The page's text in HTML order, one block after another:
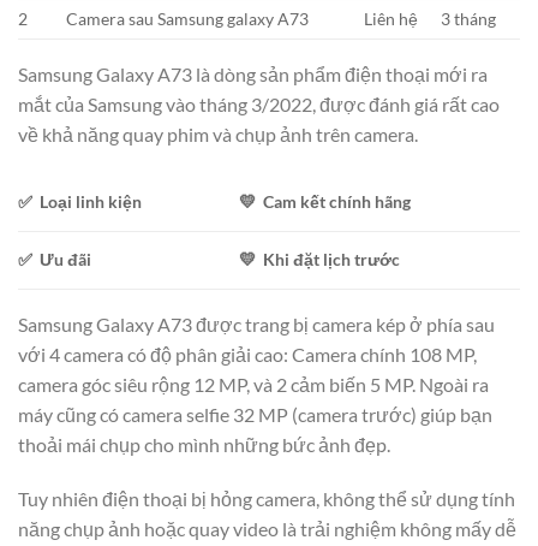
2
Camera sau Samsung galaxy A73 Liên hệ 3 tháng
Samsung Galaxy A73 là dòng sản phẩm điện thoại mới ra
mắt của Samsung vào tháng 3/2022, được đánh giá rất cao
về khả năng quay phim và chụp ảnh trên camera.
✅ Loại linh kiện 💛 Cam kết chính hãng
✅ Ưu đãi 💛 Khi đặt lịch trước
Samsung Galaxy A73 được trang bị camera kép ở phía sau
với 4 camera có độ phân giải cao: Camera chính 108 MP,
camera góc siêu rộng 12 MP, và 2 cảm biến 5 MP. Ngoài ra
máy cũng có camera selfie 32 MP (camera trước) giúp bạn
thoải mái chụp cho mình những bức ảnh đẹp.
Tuy nhiên điện thoại bị hỏng camera, không thể sử dụng tính
năng chụp ảnh hoặc quay video là trải nghiệm không mấy dễ